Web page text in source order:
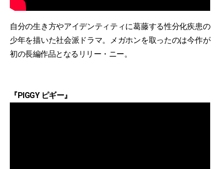
自分の生き方やアイデンティティに葛藤する性分化疾患の
少年を描いた社会派ドラマ。メガホンを取ったのは今作が
初の長編作品となるリリー・ニー。
『PIGGY ピギー』